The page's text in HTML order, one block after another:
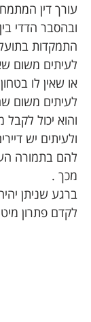
עורך דין
ובהסבר הדדי
התמקדות
לעיתים משום
או שאין לו
לעיתים משום
והוא יכול לקבל
ולעיתים יש
להם בתמורה
מכך .
ברגע שניתן
לקדם פתרון